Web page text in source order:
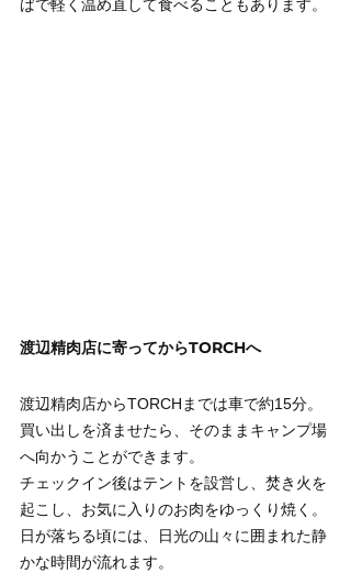
ばで軽く温め直して食べることもあります。
渡辺精肉店に寄ってからTORCHへ
渡辺精肉店からTORCHまでは車で約15分。
買い出しを済ませたら、そのままキャンプ場
へ向かうことができます。
チェックイン後はテントを設営し、焚き火を
起こし、お気に入りのお肉をゆっくり焼く。
日が落ちる頃には、日光の山々に囲まれた静
かな時間が流れます。